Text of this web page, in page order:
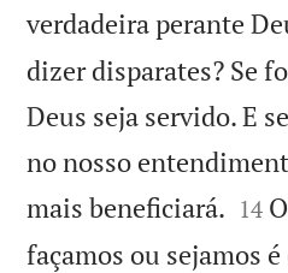
verdadeira perante
dizer disparates? Se
Deus seja servido. E
no nosso
mais beneficiará. 

14
façamos ou sejamos